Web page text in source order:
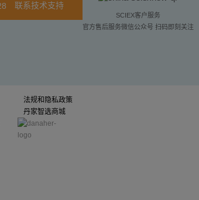
联系技术支持
SCIEX客户服务
官方售后服务微信公众号 扫码即刻关注
法规和隐私政策
丹家智选商城